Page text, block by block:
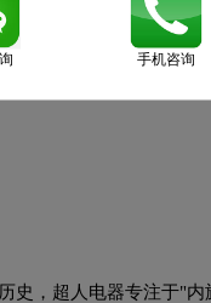
，超人电器专注于"
手机咨询